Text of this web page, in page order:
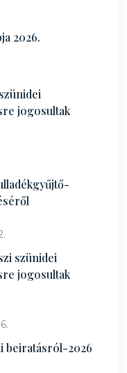
2026.
jogosultak
szünidei
jogosultak
beiratásról-2026